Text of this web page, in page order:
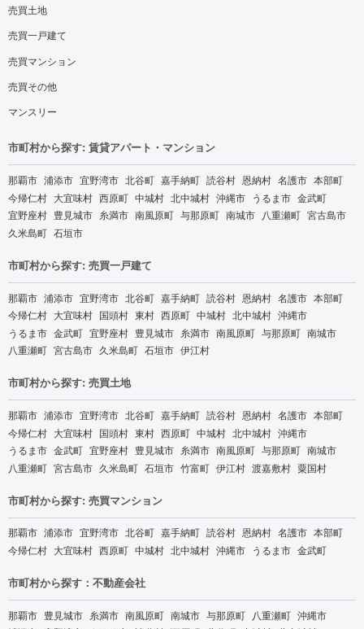
売買土地
売買一戸建て
売買マンション
売買その他
マンスリー
市町村から探す: 賃貸アパート・マンション
那覇市 浦添市 宜野湾市 北谷町 嘉手納町 読谷村 恩納村 名護市 本部町
今帰仁村 大宜味村 西原町 中城村 北中城村 沖縄市 うるま市 金武町
宜野座村 豊見城市 糸満市 南風原町 与那原町 南城市 八重瀬町 宮古島市
久米島町 石垣市
市町村から探す: 売買一戸建て
那覇市 浦添市 宜野湾市 北谷町 嘉手納町 読谷村 恩納村 名護市 本部町
今帰仁村 大宜味村 国頭村 東村 西原町 中城村 北中城村 沖縄市
うるま市 金武町 宜野座村 豊見城市 糸満市 南風原町 与那原町 南城市
八重瀬町 宮古島市 久米島町 石垣市 伊江村
市町村から探す: 売買土地
那覇市 浦添市 宜野湾市 北谷町 嘉手納町 読谷村 恩納村 名護市 本部町
今帰仁村 大宜味村 国頭村 東村 西原町 中城村 北中城村 沖縄市
うるま市 金武町 宜野座村 豊見城市 糸満市 南風原町 与那原町 南城市
八重瀬町 宮古島市 久米島町 石垣市 竹富町 伊江村 渡嘉敷村 粟国村
市町村から探す: 売買マンション
那覇市 浦添市 宜野湾市 北谷町 嘉手納町 読谷村 恩納村 名護市 本部町
今帰仁村 大宜味村 西原町 中城村 北中城村 沖縄市 うるま市 金武町
市町村から探す：不動産会社
那覇市 豊見城市 糸満市 南風原町 南城市 与那原町 八重瀬町 沖縄市